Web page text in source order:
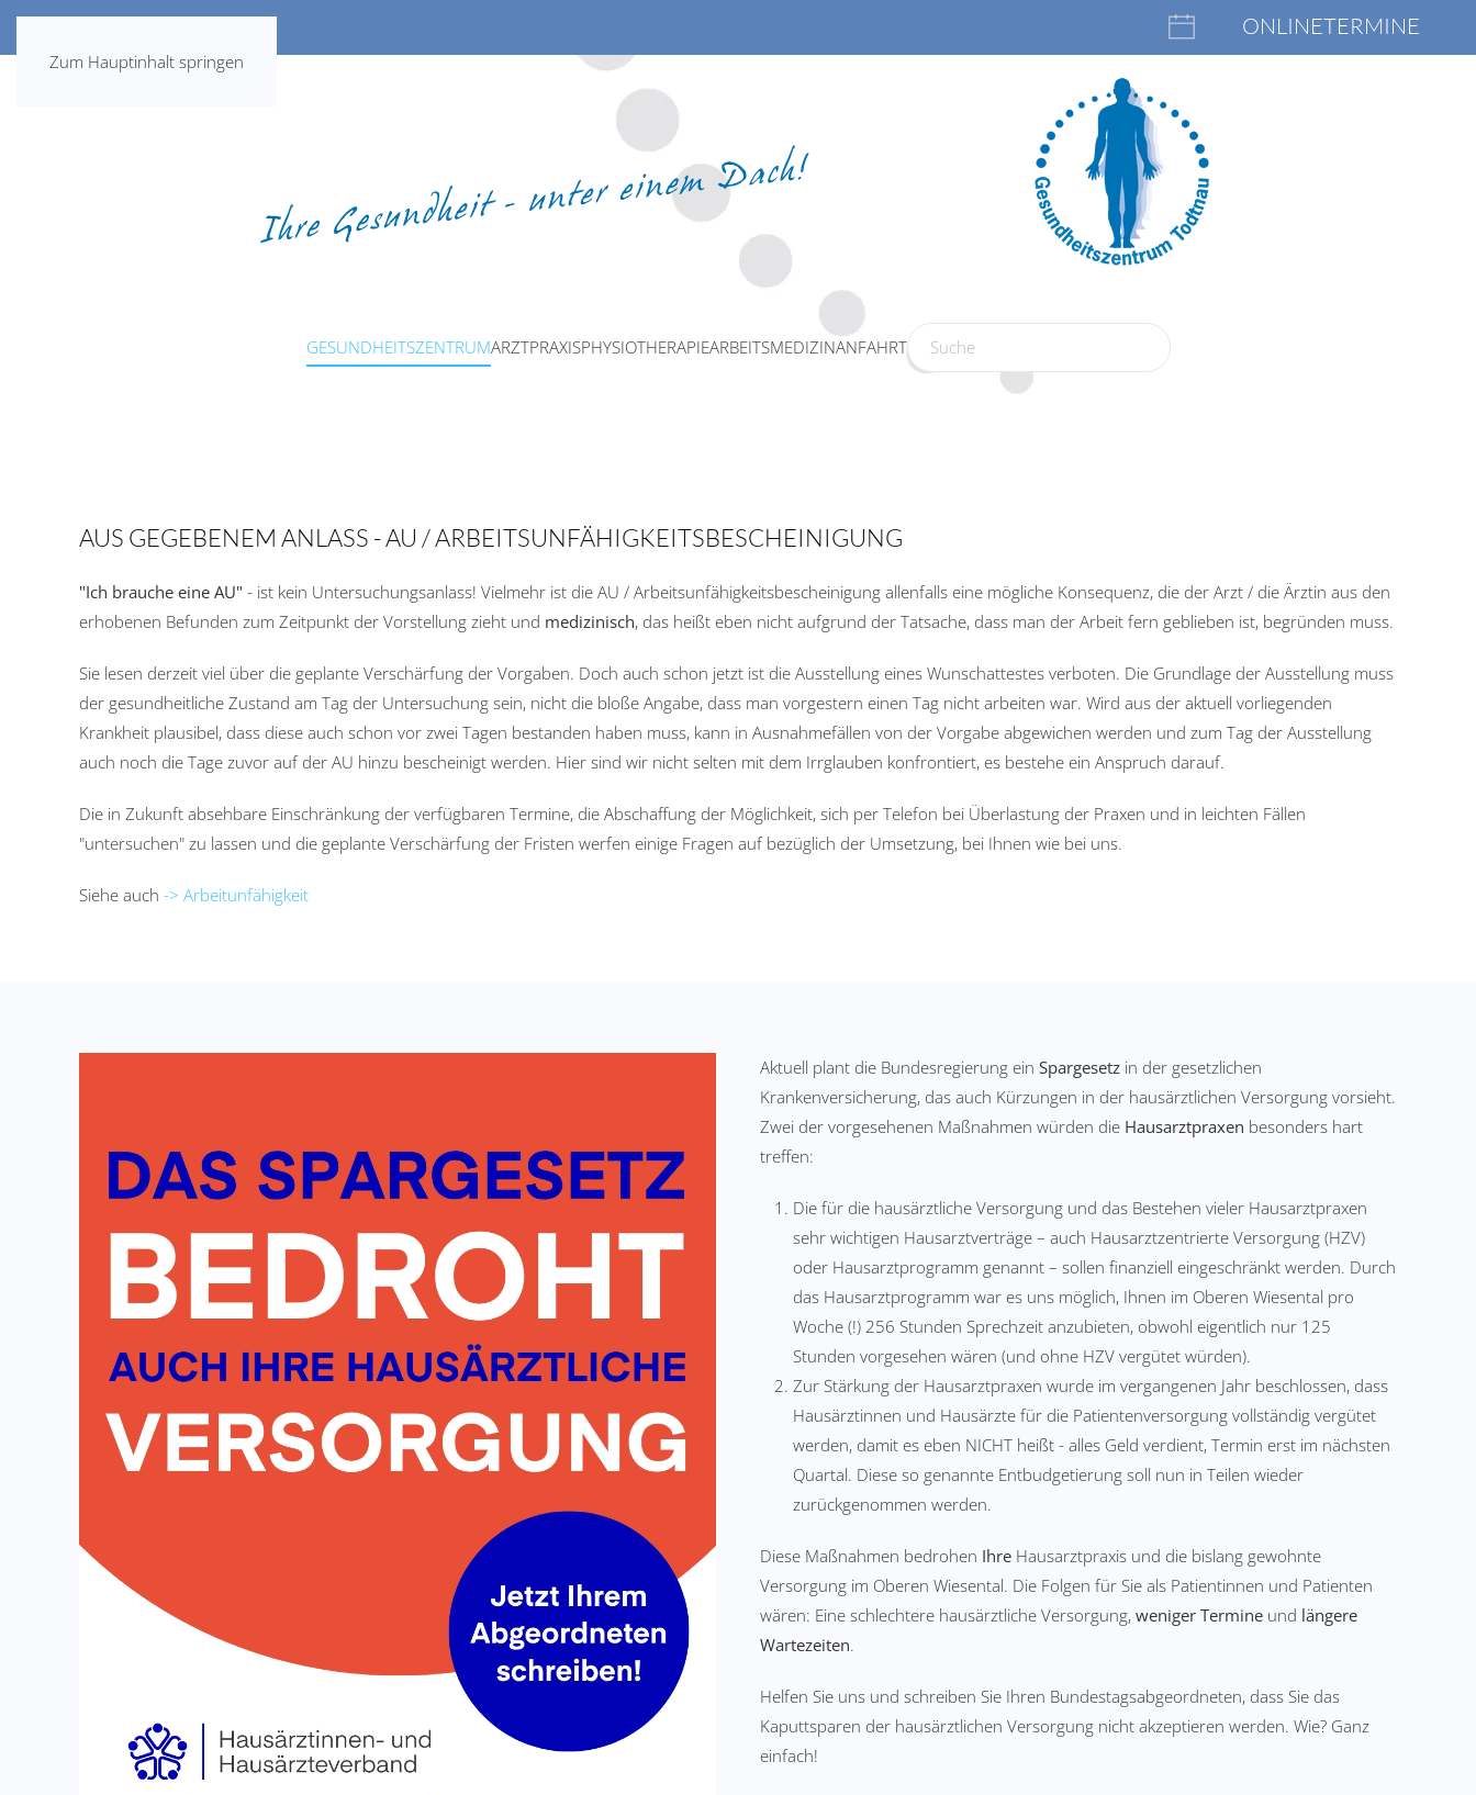
Zum Hauptinhalt springen
ONLINETERMINE
GESUNDHEITSZENTRUMARZTPRAXISPHYSIOTHERAPIEARBEITSMEDIZINANFAHRT
AUS GEGEBENEM ANLASS - AU / ARBEITSUNFÄHIGKEITSBESCHEINIGUNG
"Ich brauche eine AU" - ist kein Untersuchungsanlass! Vielmehr ist die AU / Arbeitsunfähigkeitsbescheinigung allenfalls eine mögliche Konsequenz, die der Arzt / die Ärztin aus den
erhobenen Befunden zum Zeitpunkt der Vorstellung zieht und medizinisch, das heißt eben nicht aufgrund der Tatsache, dass man der Arbeit fern geblieben ist, begründen muss.
Sie lesen derzeit viel über die geplante Verschärfung der Vorgaben. Doch auch schon jetzt ist die Ausstellung eines Wunschattestes verboten. Die Grundlage der Ausstellung muss
der gesundheitliche Zustand am Tag der Untersuchung sein, nicht die bloße Angabe, dass man vorgestern einen Tag nicht arbeiten war. Wird aus der aktuell vorliegenden
Krankheit plausibel, dass diese auch schon vor zwei Tagen bestanden haben muss, kann in Ausnahmefällen von der Vorgabe abgewichen werden und zum Tag der Ausstellung
auch noch die Tage zuvor auf der AU hinzu bescheinigt werden. Hier sind wir nicht selten mit dem Irrglauben konfrontiert, es bestehe ein Anspruch darauf.
Die in Zukunft absehbare Einschränkung der verfügbaren Termine, die Abschaffung der Möglichkeit, sich per Telefon bei Überlastung der Praxen und in leichten Fällen
"untersuchen" zu lassen und die geplante Verschärfung der Fristen werfen einige Fragen auf bezüglich der Umsetzung, bei Ihnen wie bei uns.
Siehe auch -> Arbeitunfähigkeit
Aktuell plant die Bundesregierung ein Spargesetz in der gesetzlichen
Krankenversicherung, das auch Kürzungen in der hausärztlichen Versorgung vorsieht.
Zwei der vorgesehenen Maßnahmen würden die Hausarztpraxen besonders hart
treffen:
Die für die hausärztliche Versorgung und das Bestehen vieler Hausarztpraxen
sehr wichtigen Hausarztverträge – auch Hausarztzentrierte Versorgung (HZV)
oder Hausarztprogramm genannt – sollen finanziell eingeschränkt werden. Durch
das Hausarztprogramm war es uns möglich, Ihnen im Oberen Wiesental pro
Woche (!) 256 Stunden Sprechzeit anzubieten, obwohl eigentlich nur 125
Stunden vorgesehen wären (und ohne HZV vergütet würden).
Zur Stärkung der Hausarztpraxen wurde im vergangenen Jahr beschlossen, dass
Hausärztinnen und Hausärzte für die Patientenversorgung vollständig vergütet
werden, damit es eben NICHT heißt - alles Geld verdient, Termin erst im nächsten
Quartal. Diese so genannte Entbudgetierung soll nun in Teilen wieder
zurückgenommen werden.
Diese Maßnahmen bedrohen Ihre Hausarztpraxis und die bislang gewohnte
Versorgung im Oberen Wiesental. Die Folgen für Sie als Patientinnen und Patienten
wären: Eine schlechtere hausärztliche Versorgung, weniger Termine und längere
Wartezeiten.
Helfen Sie uns und schreiben Sie Ihren Bundestagsabgeordneten, dass Sie das
Kaputtsparen der hausärztlichen Versorgung nicht akzeptieren werden. Wie? Ganz
einfach!